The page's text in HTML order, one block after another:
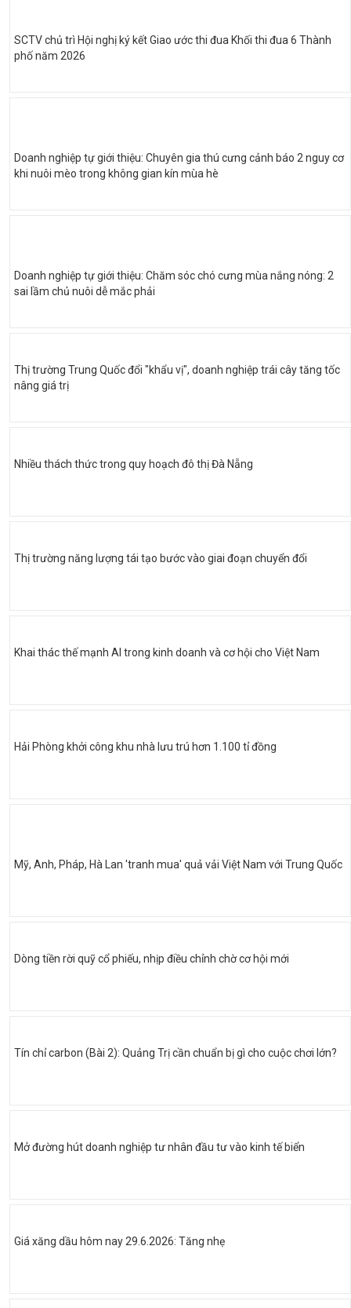
SCTV chủ trì Hội nghị ký kết Giao ước thi đua Khối thi đua 6 Thành
phố năm 2026
Doanh nghiệp tự giới thiệu: Chuyên gia thú cưng cảnh báo 2 nguy cơ
khi nuôi mèo trong không gian kín mùa hè
Doanh nghiệp tự giới thiệu: Chăm sóc chó cưng mùa nắng nóng: 2
sai lầm chủ nuôi dễ mắc phải
Thị trường Trung Quốc đổi "khẩu vị", doanh nghiệp trái cây tăng tốc
nâng giá trị
Nhiều thách thức trong quy hoạch đô thị Đà Nẵng
Thị trường năng lượng tái tạo bước vào giai đoạn chuyển đổi
Khai thác thế mạnh AI trong kinh doanh và cơ hội cho Việt Nam
Hải Phòng khởi công khu nhà lưu trú hơn 1.100 tỉ đồng
Mỹ, Anh, Pháp, Hà Lan 'tranh mua' quả vải Việt Nam với Trung Quốc
Dòng tiền rời quỹ cổ phiếu, nhịp điều chỉnh chờ cơ hội mới
Tín chỉ carbon (Bài 2): Quảng Trị cần chuẩn bị gì cho cuộc chơi lớn?
Mở đường hút doanh nghiệp tư nhân đầu tư vào kinh tế biển
Giá xăng dầu hôm nay 29.6.2026: Tăng nhẹ